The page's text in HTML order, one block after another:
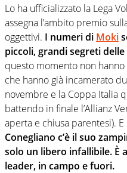
Lo ha ufficializzato la Lega
assegna l’ambito premio
oggettivi. I numeri di Moki
piccoli, grandi segreti delle
questo momento non
che hanno già incamerato
novembre e la Coppa Italia
battendo in finale l’Allianz
aperta e chiusa parentesi). E
Conegliano c’è il suo
solo un libero infallibile. È
leader, in campo e fuori.